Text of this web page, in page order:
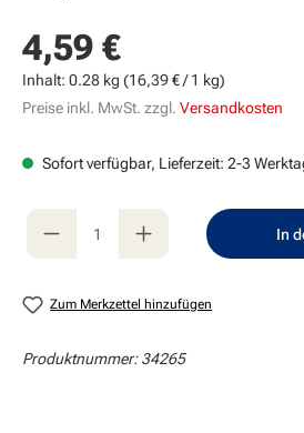
Regulärer Preis:
4,59 €
Inhalt: 0.28 kg (16,39 € / 1 kg)
Preise inkl. MwSt. zzgl. Versandkosten
Sofort verfügbar, Lieferzeit: 2-3
Produkt Anzahl: Gib den
In
Zum Merkzettel hinzufügen
Produktnummer:34265